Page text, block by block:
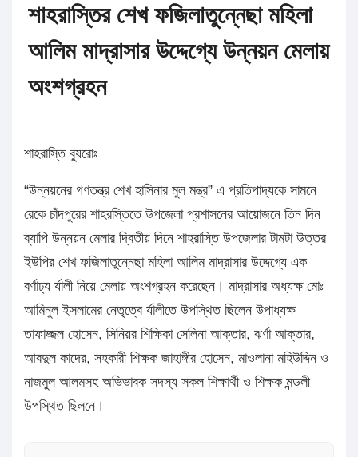
শাহরাস্তির শেখ ফজিলাতুন্নেছা মহিলা
আলিম মাদ্রাসার উদ্দেগ্যে উন্নয়ন মেলায়
অংশগ্রহন
শাহরাস্তি ব্যুরোঃ
“উন্নয়নের গণতন্ত্র শেখ হাসিনার মুল মন্ত্র” এ প্রতিপাদ্যকে সামনে
রেকে চাঁদপুরের শাহরস্তিতে উপজেলা প্রশাসনের আয়োজনে তিন দিন
ব্যাপি উন্নয়ন মেলার দ্বিতীয় দিনে শাহরাস্তি উপজেলার টামটা উত্তর
ইউপির শেখ ফজিলাতুন্নেছা মহিলা আলিম মাদ্রাসার উদ্দেগ্যে এক
বর্ণাঢ্য র্যালী নিয়ে মেলায় অংশগ্রহন করেছেন। মাদ্রাসার অধ্যক্ষ মোঃ
আমিনুল ইসলামের নেতৃত্বে র্যালীতে উপস্থিত ছিলেন উপাধ্যক্ষ
তাফাজ্জল হোসেন, সিনিয়র শিক্ষিকা সেলিনা আক্তার, ঝর্ণা আক্তার,
আবদুল কাদের, সহকারী শিক্ষক জাহাঙ্গীর হোসেন, মাওলানা মহিউদ্দিন ও
নাজমুল আলমসহ অভিভাবক সদস্য সকল শিক্ষার্থী ও শিক্ষক মন্ডলী
উপস্থিত ছিলনে।